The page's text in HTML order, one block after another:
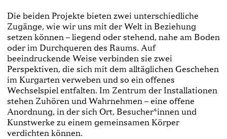
Die beiden Projekte bieten zwei unterschiedliche
Zugänge, wie wir uns mit der Welt in Beziehung
setzen können – liegend oder stehend, nahe am Boden
oder im Durchqueren des Raums. Auf
beeindruckende Weise verbinden sie zwei
Perspektiven, die sich mit dem alltäglichen Geschehen
im Kurgarten verweben und so ein offenes
Wechselspiel entfalten. Im Zentrum der Installationen
stehen Zuhören und Wahrnehmen – eine offene
Anordnung, in der sich Ort, Besucher*innen und
Kunstwerke zu einem gemeinsamen Körper
verdichten können.